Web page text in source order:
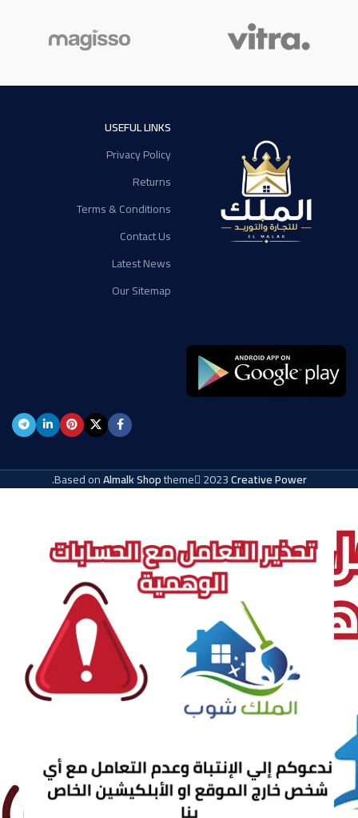
USEFUL LINKS
Privacy Policy
Returns
Terms & Conditions
Contact Us
Latest News
Our Sitemap
Based onAlmalk Shoptheme 2023Creative Power
.